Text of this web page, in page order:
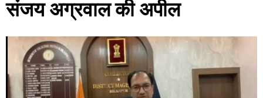
संजय अग्रवाल की अपील